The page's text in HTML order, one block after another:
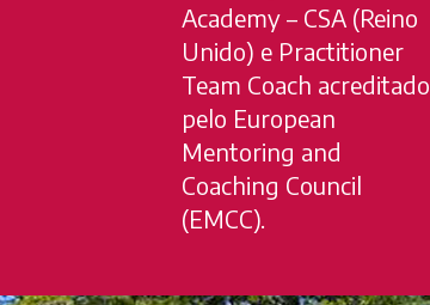
Academy – CSA (Reino
Unido) e Practitioner
Team Coach acreditado
pelo European
Mentoring and
Coaching Council
(EMCC).